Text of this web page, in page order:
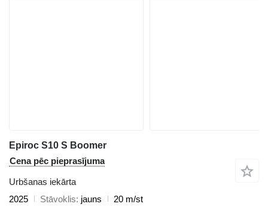
Epiroc S10 S Boomer
Cena pēc pieprasījuma
Urbšanas iekārta
2025
Stāvoklis jauns
20 m/st